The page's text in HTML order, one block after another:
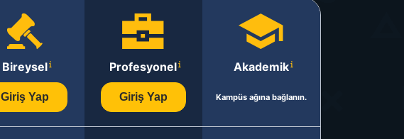
Bireysel
Giriş Yap
Profesyonel
Giriş Yap
Akademik
Kampüs ağına bağlanın.